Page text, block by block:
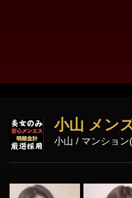
小山 メン
小山 / マンション